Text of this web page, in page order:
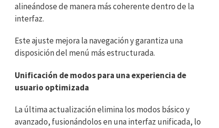
alineándose de manera más coherente dentro de la
interfaz.
Este ajuste mejora la navegación y garantiza una
disposición del menú más estructurada.
Unificación de modos para una experiencia de
usuario optimizada
La última actualización elimina los modos básico y
avanzado, fusionándolos en una interfaz unificada, lo